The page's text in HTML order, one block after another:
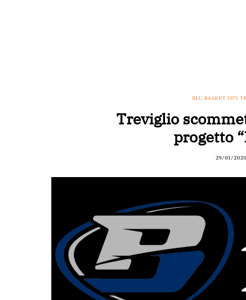
BLU BASKET 1971
Treviglio
progetto
29/01/2020
BASKET TORINO,BENEDETTO XIV CENTO
BERGAMO BASKET 2014,FORLÌ
PALLACANESTRO 2.015, FORTITUDO BOLOGNA,
NEW BASKET BRINDISI
PISTOIA BASKET ,
ROSETO,SCAFATI BASKET 1969,SCALIGERA
BASKET VERONA
SCANDONE AVELLINO,
A2,URANIA MILANO VUELLE PESARO